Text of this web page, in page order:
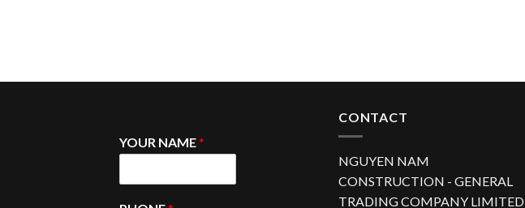
YOUR NAME*
CONTACT
NGUYEN NAM
CONSTRUCTION - GENERAL
TRADING COMPANY LIMITED